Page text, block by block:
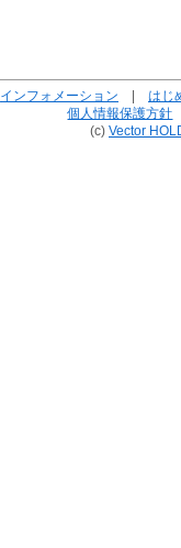
インフォメーション | はじ
個人情報保護方針
(c) Vector